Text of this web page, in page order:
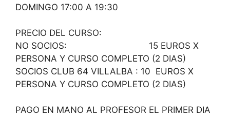
DOMINGO 17:00 A 19:30
PRECIO DEL CURSO:
NO SOCIOS: 15 EUROS X
PERSONA Y CURSO COMPLETO (2 DIAS)
SOCIOS CLUB 64 VILLALBA : 10 EUROS X
PERSONA Y CURSO COMPLETO (2 DIAS)
PAGO EN MANO AL PROFESOR EL PRIMER DIA